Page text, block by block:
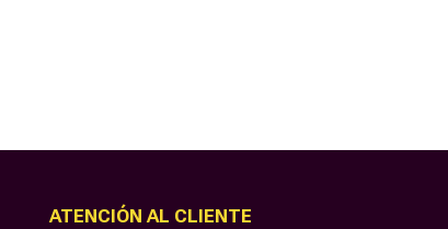
ATENCIÓN AL CLIENTE